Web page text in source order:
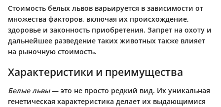
Стоимость белых львов варьируется в зависимости от
множества факторов, включая их происхождение,
здоровье и законность приобретения. Запрет на охоту и
дальнейшее разведение таких животных также влияет
на рыночную стоимость.
Характеристики и преимущества
Белые львы— это не просто редкий вид. Их уникальная
генетическая характеристика делает их выдающимися